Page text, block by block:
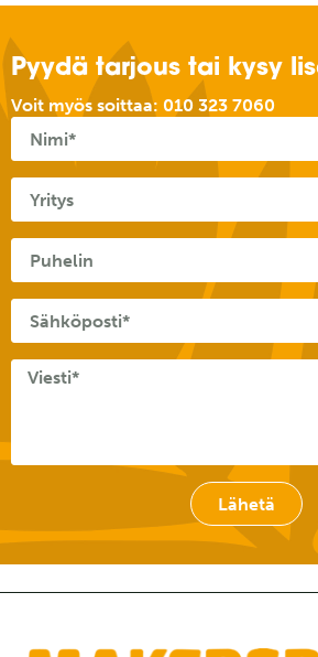
Pyydä tarjous tai kysy
Voit myös soittaa: 010 323 7060
Lähetä